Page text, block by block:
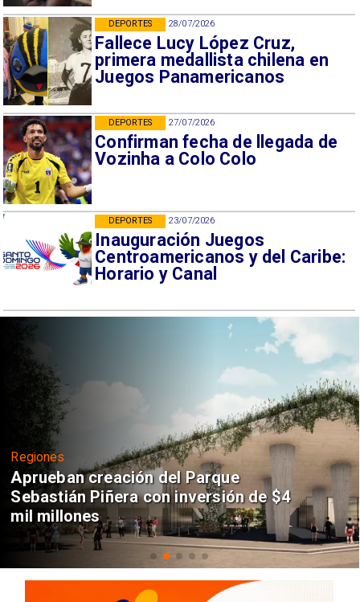
28/07/2026
Fallece Lucy López Cruz,
primera medallista chilena en
Juegos Panamericanos
DEPORTES
27/07/2026
Confirman fecha de llegada de
Vozinha a Colo Colo
DEPORTES
23/07/2026
Inauguración Juegos
Centroamericanos y del Caribe:
Horario y Canal
DEPORTES
Regiones
Aprueban creación del Parque
Sebastián Piñera con inversión de $4
mil millones